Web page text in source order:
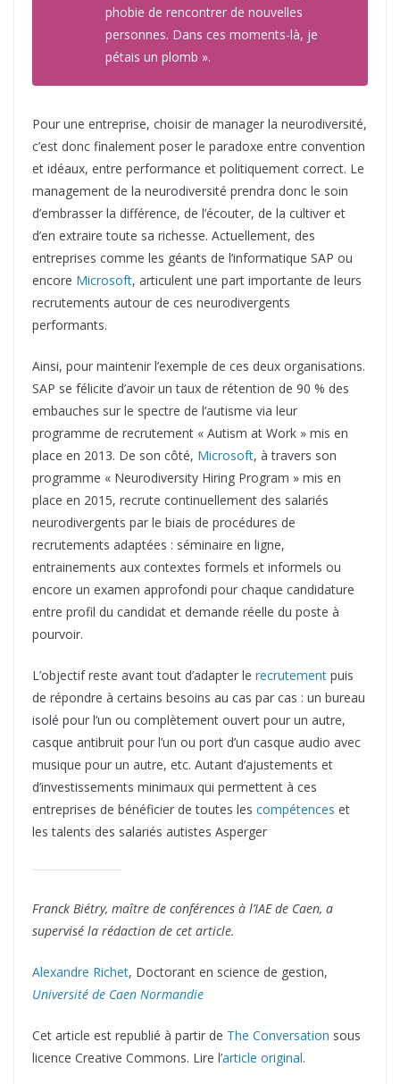
phobie de rencontrer de nouvelles
personnes. Dans ces moments-là, je
pétais un plomb ».
Pour une entreprise, choisir de manager la neurodiversité,
c’est donc finalement poser le paradoxe entre convention
et idéaux, entre performance et politiquement correct. Le
management de la neurodiversité prendra donc le soin
d’embrasser la différence, de l’écouter, de la cultiver et
d’en extraire toute sa richesse. Actuellement, des
entreprises comme les géants de l’informatique SAP ou
encore Microsoft, articulent une part importante de leurs
recrutements autour de ces neurodivergents
performants.
Ainsi, pour maintenir l’exemple de ces deux organisations.
SAP se félicite d’avoir un taux de rétention de 90 % des
embauches sur le spectre de l’autisme via leur
programme de recrutement « Autism at Work » mis en
place en 2013. De son côté, Microsoft, à travers son
programme « Neurodiversity Hiring Program » mis en
place en 2015, recrute continuellement des salariés
neurodivergents par le biais de procédures de
recrutements adaptées : séminaire en ligne,
entrainements aux contextes formels et informels ou
encore un examen approfondi pour chaque candidature
entre profil du candidat et demande réelle du poste à
pourvoir.
L’objectif reste avant tout d’adapter le recrutement puis
de répondre à certains besoins au cas par cas : un bureau
isolé pour l’un ou complètement ouvert pour un autre,
casque antibruit pour l’un ou port d’un casque audio avec
musique pour un autre, etc. Autant d’ajustements et
d’investissements minimaux qui permettent à ces
entreprises de bénéficier de toutes les compétences et
les talents des salariés autistes Asperger
Franck Biétry, maître de conférences à l’IAE de Caen, a
supervisé la rédaction de cet article.
Alexandre Richet, Doctorant en science de gestion,
Université de Caen Normandie
Cet article est republié à partir de The Conversation sous
licence Creative Commons. Lire l’article original.